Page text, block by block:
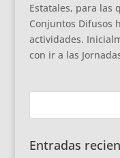
Estatales, para las
Conjuntos Difusos
actividades.
con ir a las
Entradas